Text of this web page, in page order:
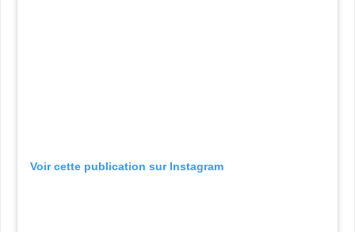
Voir cette publication sur Instagram